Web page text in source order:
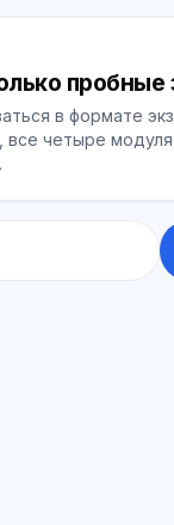
пробные
в формате
четыре